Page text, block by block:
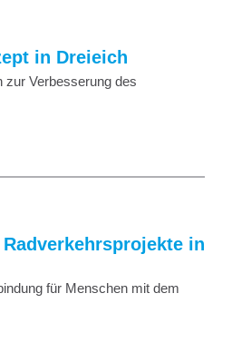
in Dreieich
zur Verbesserung des
in
für Menschen mit dem